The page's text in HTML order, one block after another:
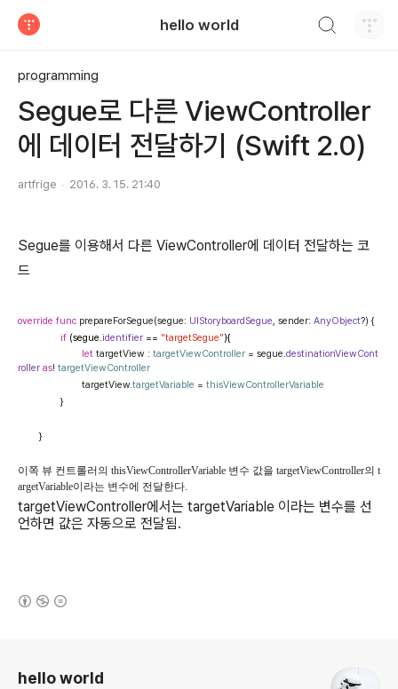
hello world
programming
Segue로 다른 ViewController
에 데이터 전달하기 (Swift 2.0)
artfrige 2016. 3. 15. 21:40
Segue를 이용해서 다른 ViewController에 데이터 전달하는 코
드
override func prepareForSegue(segue: UIStoryboardSegue, sender: AnyObject?) {
if (segue. identifier == "targetSegue"){
let targetView : targetViewController = segue.destinationViewCont
roller as! targetViewController
targetView.targetVariable = thisViewControllerVariable
}
}
이쪽 뷰 컨트롤러의 thisViewControllerVariable 변수 값을 targetViewController의 t
argetVariable이라는 변수에 전달한다.
targetViewController에서는 targetVariable 이라는 변수를 선
언하면 값은 자동으로 전달됨.
hello world